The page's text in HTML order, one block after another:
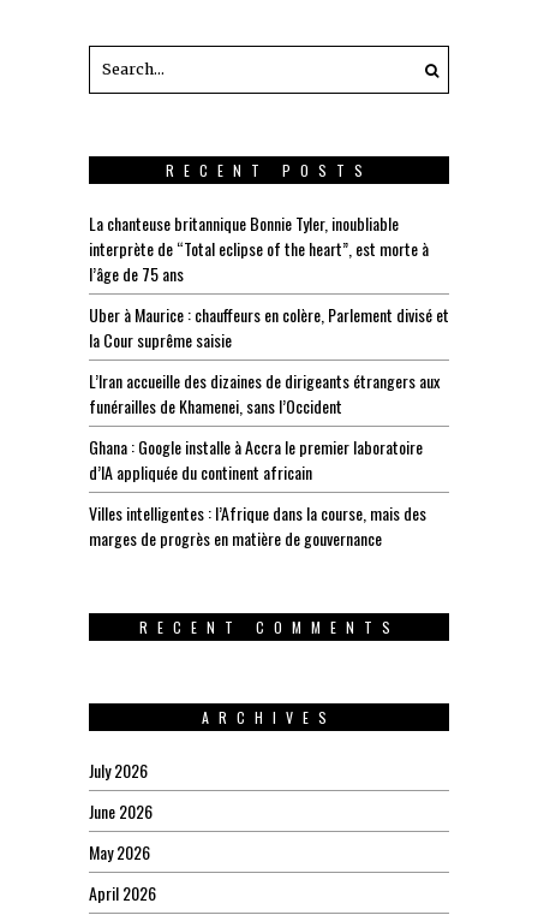
RECENT POSTS
La chanteuse britannique Bonnie Tyler, inoubliable
interprète de “Total eclipse of the heart”, est morte à
l’âge de 75 ans
Uber à Maurice : chauffeurs en colère, Parlement divisé et
la Cour suprême saisie
L’Iran accueille des dizaines de dirigeants étrangers aux
funérailles de Khamenei, sans l’Occident
Ghana : Google installe à Accra le premier laboratoire
d’IA appliquée du continent africain
Villes intelligentes : l’Afrique dans la course, mais des
marges de progrès en matière de gouvernance
RECENT COMMENTS
ARCHIVES
July 2026
June 2026
May 2026
April 2026